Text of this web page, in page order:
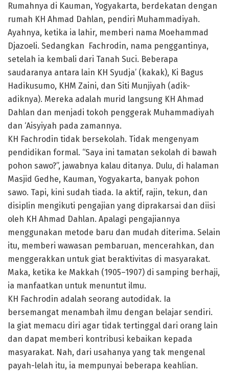
Rumahnya di Kauman, Yogyakarta, berdekatan dengan
rumah KH Ahmad Dahlan, pendiri Muhammadiyah.
Ayahnya, ketika ia lahir, memberi nama Moehammad
Djazoeli. Sedangkan Fachrodin, nama penggantinya,
setelah ia kembali dari Tanah Suci. Beberapa
saudaranya antara lain KH Syudja’ (kakak), Ki Bagus
Hadikusumo, KHM Zaini, dan Siti Munjiyah (adik-
adiknya). Mereka adalah murid langsung KH Ahmad
Dahlan dan menjadi tokoh penggerak Muhammadiyah
dan ‘Aisyiyah pada zamannya.
KH Fachrodin tidak bersekolah. Tidak mengenyam
pendidikan formal. “Saya ini tamatan sekolah di bawah
pohon sawo?”, jawabnya kalau ditanya. Dulu, di halaman
Masjid Gedhe, Kauman, Yogyakarta, banyak pohon
sawo. Tapi, kini sudah tiada. Ia aktif, rajin, tekun, dan
disiplin mengikuti pengajian yang diprakarsai dan diisi
oleh KH Ahmad Dahlan. Apalagi pengajiannya
menggunakan metode baru dan mudah diterima. Selain
itu, memberi wawasan pembaruan, mencerahkan, dan
menggerakkan untuk giat beraktivitas di masyarakat.
Maka, ketika ke Makkah (1905–1907) di samping berhaji,
ia manfaatkan untuk menuntut ilmu.
KH Fachrodin adalah seorang autodidak. Ia
bersemangat menambah ilmu dengan belajar sendiri.
Ia giat memacu diri agar tidak tertinggal dari orang lain
dan dapat memberi kontribusi kebaikan kepada
masyarakat. Nah, dari usahanya yang tak mengenal
payah-lelah itu, ia mempunyai beberapa keahlian.